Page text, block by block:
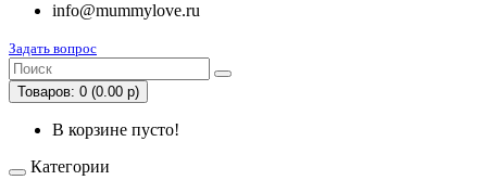
info@mummylove.ru
Задать вопрос
Товаров: 0 (0.00 р)
В корзине пусто!
Категории